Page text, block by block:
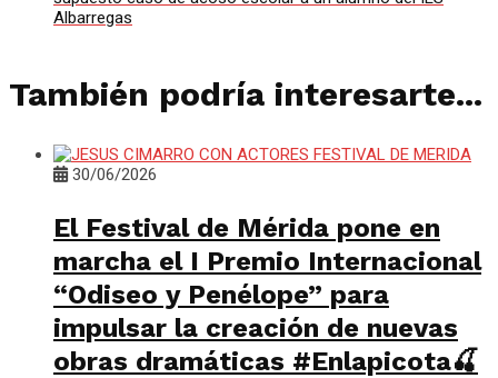
Albarregas
También podría interesarte...
30/06/2026
El Festival de Mérida pone en
marcha el I Premio Internacional
“Odiseo y Penélope” para
impulsar la creación de nuevas
obras dramáticas #Enlapicota🍒